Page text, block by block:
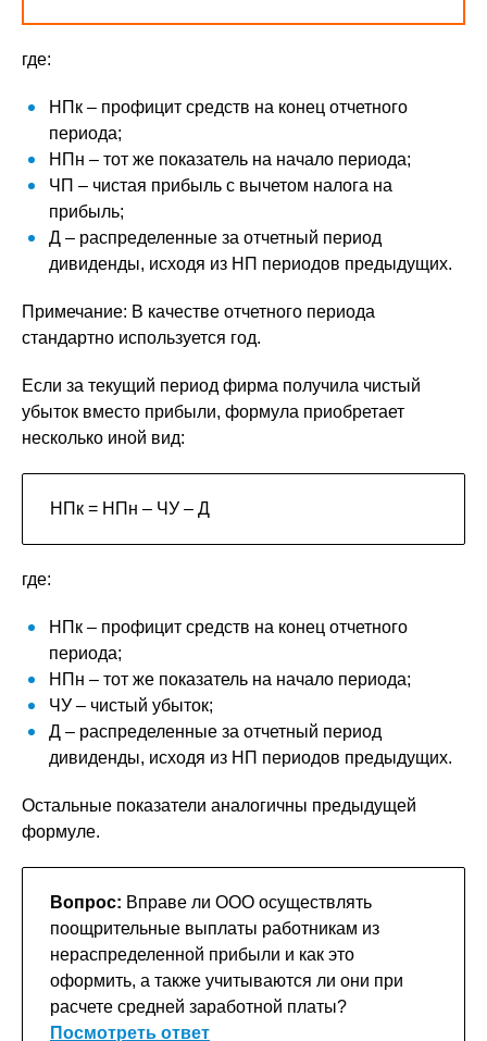
где:
HПк – профицит средств на конец отчетного
периода;
HПн – тот же показатель на начало периода;
ЧП – чистая прибыль с вычетом налога на
прибыль;
Д – распределенные за отчетный период
дивиденды, исходя из НП периодов предыдущих.
Примечание: В качестве отчетного периода
стандартно используется год.
Если за текущий период фирма получила чистый
убыток вместо прибыли, формула приобретает
несколько иной вид:
НПк = НПн – ЧУ – Д
где:
HПк – профицит средств на конец отчетного
периода;
HПн – тот же показатель на начало периода;
ЧУ – чистый убыток;
Д – распределенные за отчетный период
дивиденды, исходя из НП периодов предыдущих.
Остальные показатели аналогичны предыдущей
формуле.
Вопрос: Вправе ли ООО осуществлять
поощрительные выплаты работникам из
нераспределенной прибыли и как это
оформить, а также учитываются ли они при
расчете средней заработной платы?
Посмотреть ответ